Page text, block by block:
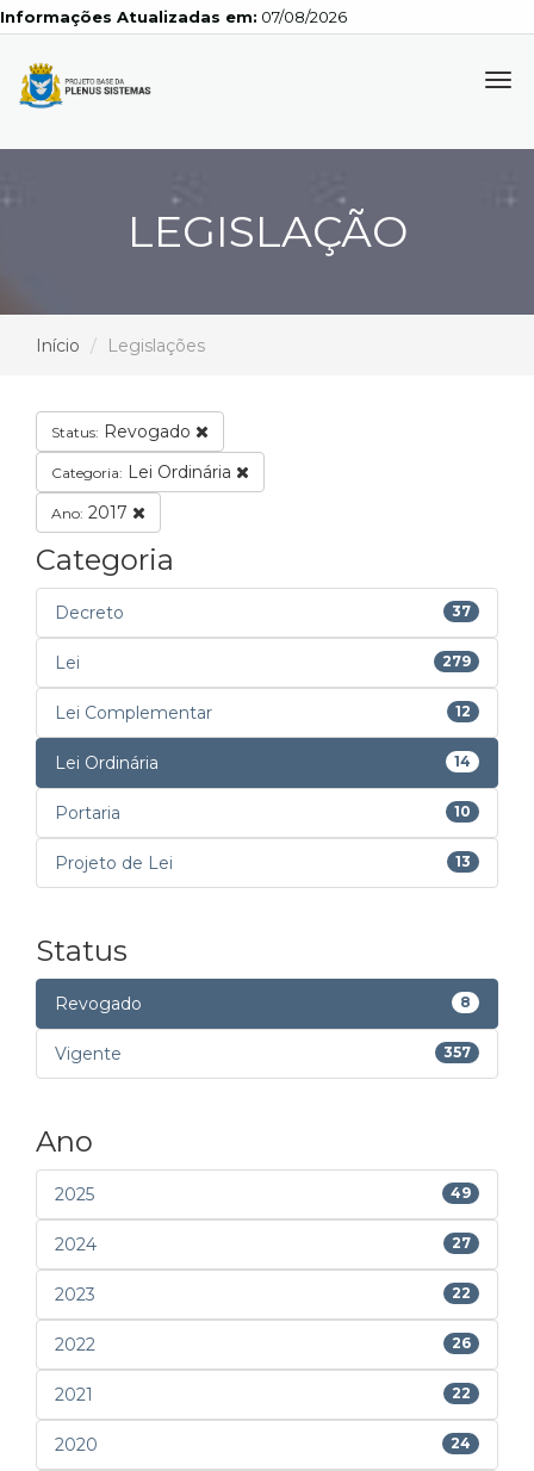
Atualizadas em: 07/08/2026
LEGISLAÇÃO
Início Legislações
Status: Revogado
Categoria: Lei Ordinária
Ano: 2017
Categoria
Decreto 37
Lei 279
Lei Complementar 12
Lei Ordinária 14
Portaria 10
Projeto de Lei 13
Status
Revogado 8
Vigente 357
Ano
2025 49
2024 27
2023 22
2022 26
2021 22
2020 24